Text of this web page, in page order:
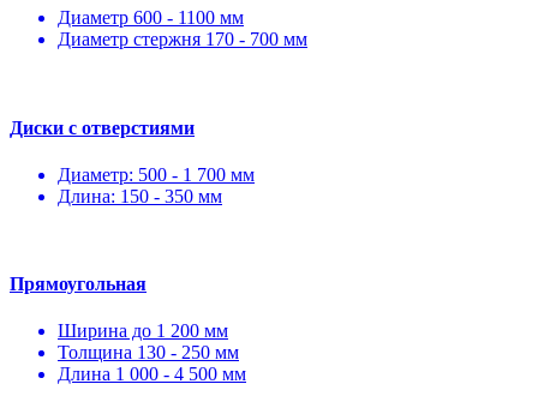
Диаметр 600 - 1100 мм
Диаметр стержня 170 - 700 мм
Диски с отверстиями
Диаметр: 500 - 1 700 мм
Длина: 150 - 350 мм
Прямоугольная
Ширина до 1 200 мм
Толщина 130 - 250 мм
Длина 1 000 - 4 500 мм